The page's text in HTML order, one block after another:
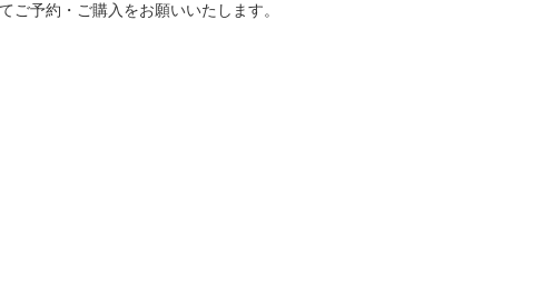
予約・ご購入をお願いいたします。